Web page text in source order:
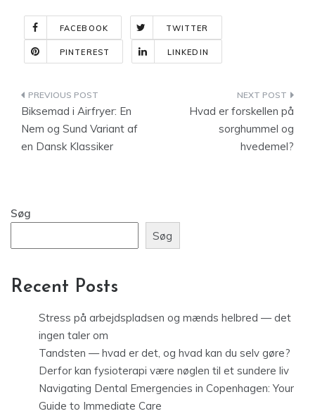
FACEBOOK TWITTER
PINTEREST LINKEDIN
Indlægsnavigation
Biksemad i Airfryer: En
Nem og Sund Variant af
en Dansk Klassiker
Hvad er forskellen på
sorghummel og
hvedemel?
Søg
Søg
Recent Posts
Stress på arbejdspladsen og mænds helbred — det
ingen taler om
Tandsten — hvad er det, og hvad kan du selv gøre?
Derfor kan fysioterapi være nøglen til et sundere liv
Navigating Dental Emergencies in Copenhagen: Your
Guide to Immediate Care